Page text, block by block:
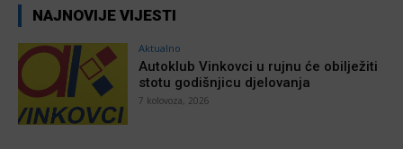
NAJNOVIJE VIJESTI
Aktualno
Autoklub Vinkovci u rujnu će obilježiti
stotu godišnjicu djelovanja
7 kolovoza, 2026